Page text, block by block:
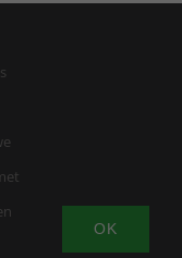
Apeldoorn |
OK